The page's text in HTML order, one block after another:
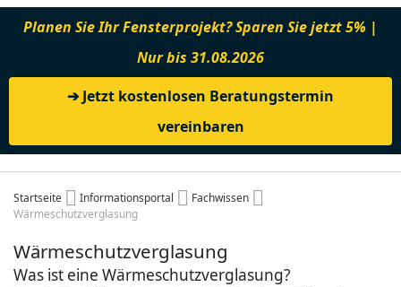
Planen Sie Ihr Fensterprojekt? Sparen Sie jetzt 5% |
Nur bis 31.08.2026
➔ Jetzt kostenlosen Beratungstermin
vereinbaren
Startseite Informationsportal
Fachwissen
Wärmeschutzverglasung
Wärmeschutzverglasung
Was ist eine Wärmeschutzverglasung?